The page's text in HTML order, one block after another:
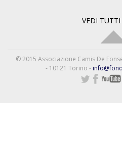
VEDI TUTTI
© 2015 Associazione Camis De
- 10121 Torino -